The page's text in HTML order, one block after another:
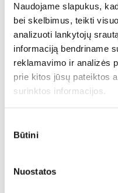
Naudojame slapukus,
bei skelbimus, teikti
analizuoti lankytojų
informaciją bendriname
reklamavimo ir analizės
prie kitos jūsų pateiktos
surinktos informacijos.
pasirinkimas
Būtini
Nuostatos